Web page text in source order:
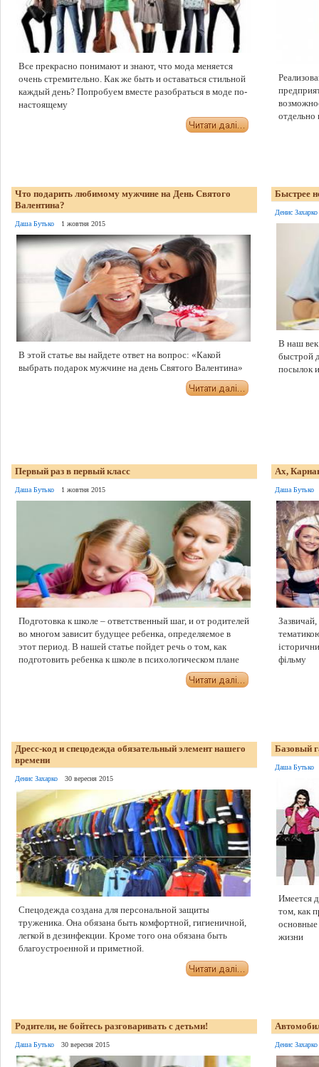
Все прекрасно понимают и знают, что мода меняется
очень стремительно. Как же быть и оставаться стильной
каждый день? Попробуем вместе разобраться в моде по-
настоящему
отдельно
Что подарить любимому мужчине на День Святого
Валентина?
Даша Бутько 1 жовтня 2015
В этой статье вы найдете ответ на вопрос: «Какой
выбрать подарок мужчине на день Святого Валентина»
Быстрее
Денис Захарко
В наш век
быстрой
посылок
Первый раз в первый класс
Даша Бутько 1 жовтня 2015
Подготовка к школе – ответственный шаг, и от родителей
во многом зависит будущее ребенка, определяемое в
этот период. В нашей статье пойдет речь о том, как
подготовить ребенка к школе в психологическом плане
Ах,
Даша Бутько
фільму
Дресс-код и спецодежда обязательный элемент нашего
времени
Денис Захарко 30 вересня 2015
Спецодежда создана для персональной защиты
труженика. Она обязана быть комфортной, гигиеничной,
легкой в дезинфекции. Кроме того она обязана быть
благоустроенной и приметной.
Базовый
Даша Бутько
Имеется
том, как
жизни
Родители, не бойтесь разговаривать с детьми!
Даша Бутько 30 вересня 2015 Денис Захарко